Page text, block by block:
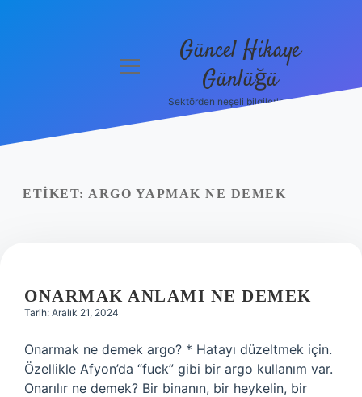
menüyü
Güncel Hikaye
Günlüğü
Sektörden neşeli bilgilerle tanış!
ETIKET: ARGO YAPMAK NE DEMEK
ONARMAK ANLAMI NE DEMEK
Tarih: Aralık 21, 2024
Onarmak ne demek argo? * Hatayı düzeltmek için.
Özellikle Afyon’da “fuck” gibi bir argo kullanım var.
Onarılır ne demek? Bir binanın, bir heykelin, bir